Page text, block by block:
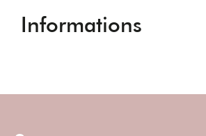
Informations